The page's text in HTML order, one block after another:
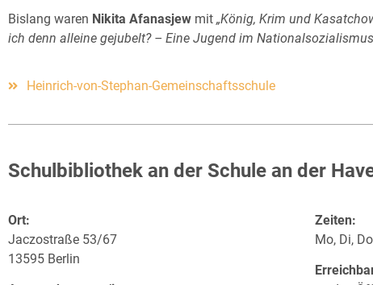
Bislang waren Nikita Afanasjew mit „König, Krim und
ich denn alleine gejubelt? – Eine Jugend im
Heinrich-von-Stephan-Gemeinschaftsschule
Schulbibliothek an der Schule an der
Ort:
Jaczostraße 53/67
13595 Berlin
Zeiten:
Mo, Di,